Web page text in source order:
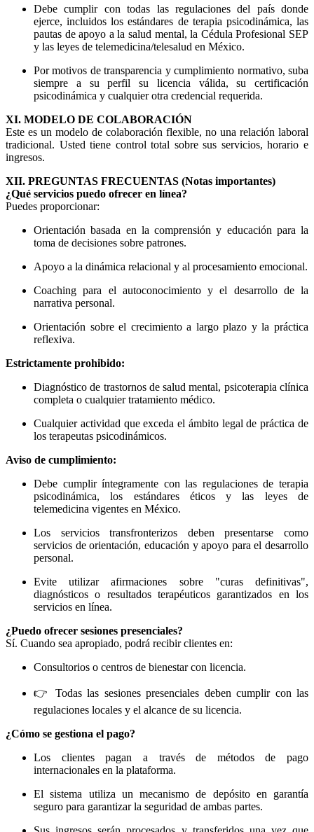
Debe cumplir con todas las regulaciones del país donde
ejerce, incluidos los estándares de terapia psicodinámica, las
pautas de apoyo a la salud mental, la Cédula Profesional SEP
y las leyes de telemedicina/telesalud en México.
Por motivos de transparencia y cumplimiento normativo, suba
siempre a su perfil su licencia válida, su certificación
psicodinámica y cualquier otra credencial requerida.
XI. MODELO DE COLABORACIÓN
Este es un modelo de colaboración flexible, no una relación laboral
tradicional. Usted tiene control total sobre sus servicios, horario e
ingresos.
XII. PREGUNTAS FRECUENTAS (Notas importantes)
¿Qué servicios puedo ofrecer en línea?
Puedes proporcionar:
Orientación basada en la comprensión y educación para la
toma de decisiones sobre patrones.
Apoyo a la dinámica relacional y al procesamiento emocional.
Coaching para el autoconocimiento y el desarrollo de la
narrativa personal.
Orientación sobre el crecimiento a largo plazo y la práctica
reflexiva.
Estrictamente prohibido:
Diagnóstico de trastornos de salud mental, psicoterapia clínica
completa o cualquier tratamiento médico.
Cualquier actividad que exceda el ámbito legal de práctica de
los terapeutas psicodinámicos.
Aviso de cumplimiento:
Debe cumplir íntegramente con las regulaciones de terapia
psicodinámica, los estándares éticos y las leyes de
telemedicina vigentes en México.
Los servicios transfronterizos deben presentarse como
servicios de orientación, educación y apoyo para el desarrollo
personal.
Evite utilizar afirmaciones sobre "curas definitivas",
diagnósticos o resultados terapéuticos garantizados en los
servicios en línea.
¿Puedo ofrecer sesiones presenciales?
Sí. Cuando sea apropiado, podrá recibir clientes en:
Consultorios o centros de bienestar con licencia.
👉 Todas las sesiones presenciales deben cumplir con las
regulaciones locales y el alcance de su licencia.
¿Cómo se gestiona el pago?
Los clientes pagan a través de métodos de pago
internacionales en la plataforma.
El sistema utiliza un mecanismo de depósito en garantía
seguro para garantizar la seguridad de ambas partes.